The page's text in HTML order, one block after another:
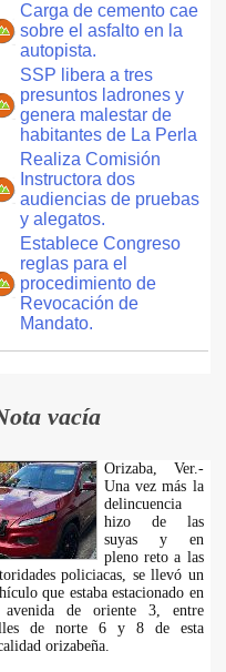
Carga de cemento cae
sobre el asfalto en la
autopista.
SSP libera a tres
presuntos ladrones y
genera malestar de
habitantes de La Perla
Realiza Comisión
Instructora dos
audiencias de pruebas
y alegatos.
Establece Congreso
reglas para el
procedimiento de
Revocación de
Mandato.
vacía
Orizaba, Ver.-
Una vez más la
delincuencia
hizo de las
suyas y en
pleno reto a las
policiacas, se llevó un
que estaba estacionado en
de oriente 3, entre
de norte 6 y 8 de esta
orizabeña.